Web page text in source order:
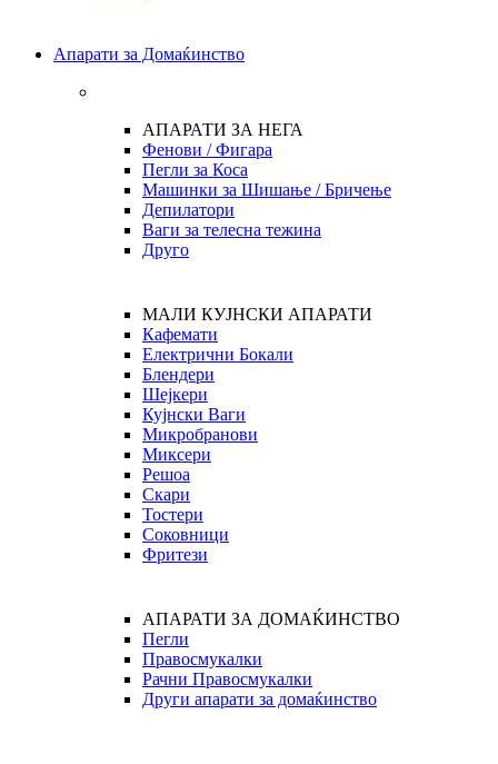
Апарати за Домаќинство
АПАРАТИ ЗА НЕГА
Фенови / Фигара
Пегли за Коса
Машинки за Шишање / Бричење
Депилатори
Ваги за телесна тежина
Друго
МАЛИ КУЈНСКИ АПАРАТИ
Кафемати
Електрични Бокали
Блендери
Шејкери
Кујнски Ваги
Микробранови
Миксери
Решоа
Скари
Тостери
Соковници
Фритези
АПАРАТИ ЗА ДОМАЌИНСТВО
Пегли
Правосмукалки
Рачни Правосмукалки
Други апарати за домаќинство